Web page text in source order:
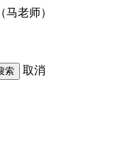
马老师）
索 取消